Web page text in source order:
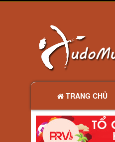
TRANG CHỦ